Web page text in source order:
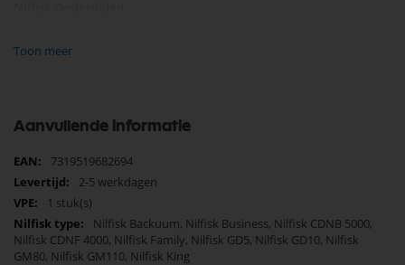
hoogwaardige oplossingen voor diverse toepassingen. Bij Selectra
Toon meer
Aanvullende informatie
Meer
informatie
7319519682694
2-5 werkdagen
1 stuk(s)
Nilfisk Backuum, Nilfisk Business, Nilfisk CDNB 5000,
Nilfisk CDNF 4000, Nilfisk Family, Nilfisk GD5, Nilfisk GD10, Nilfisk
GM80, Nilfisk GM110, Nilfisk King